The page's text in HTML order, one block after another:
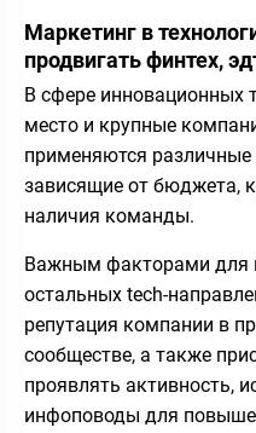
Маркетинг в
продвигать финтех,
В сфере инновационных
место и крупные
применяются
зависящие от бюджета,
наличия команды.
Важным факторами для
остальных tech-
репутация компании в
сообществе, а также
проявлять активность,
инфоповоды для